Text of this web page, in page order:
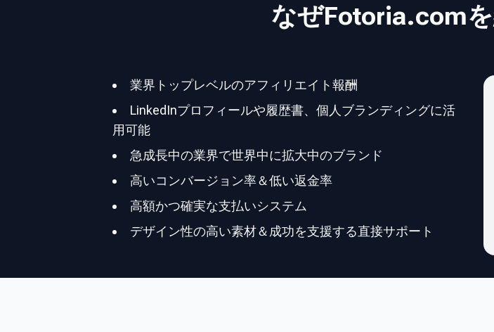
なぜFotoria.com
業界トップレベルのアフィリエイト報酬
LinkedInプロフィールや履歴書、個人ブランディングに活
用可能
急成長中の業界で世界中に拡大中のブランド
高いコンバージョン率＆低い返金率
高額かつ確実な支払いシステム
デザイン性の高い素材＆成功を支援する直接サポート